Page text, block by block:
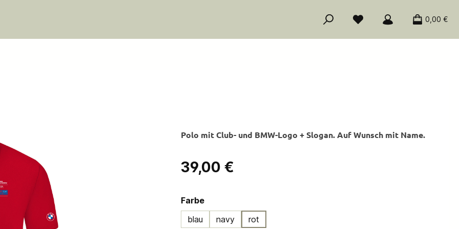
0,00 €
Polo mit Club- und BMW-Logo + Slogan. Auf Wunsch mit Name.
Regulärer Preis:
39,00 €
Farbeauswählen
blau
navy rot